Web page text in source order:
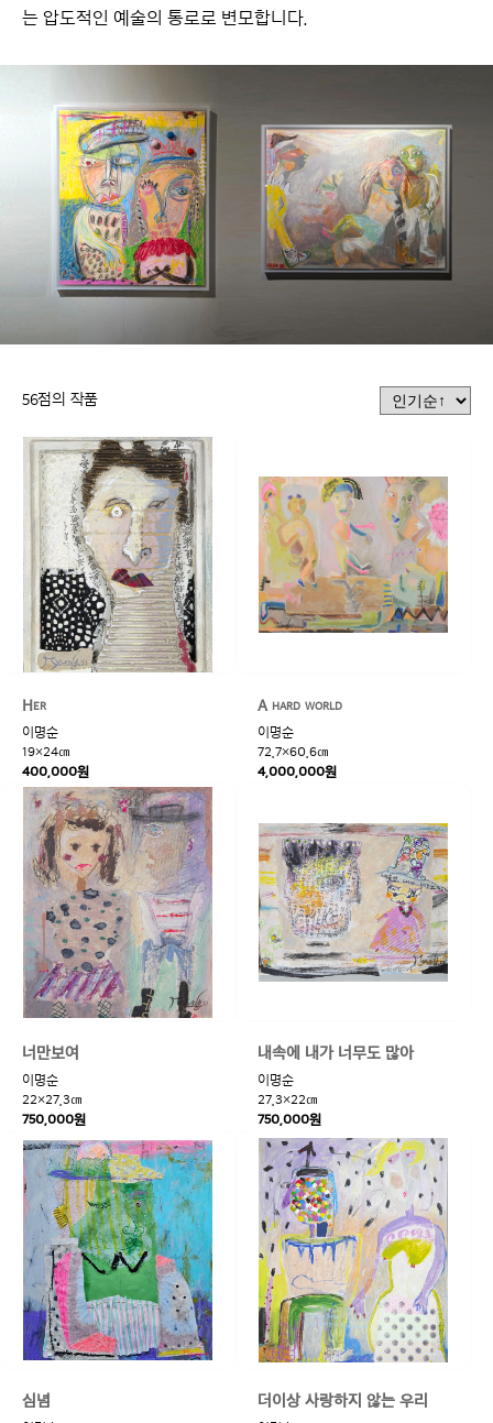
는 압도적인 예술의 통로로 변모합니다.
56점의 작품
Her
이명순
19×24㎝
400,000원
A hard world
이명순
72.7×60.6㎝
4,000,000원
너만보여
이명순
22×27.3㎝
750,000원
내속에 내가 너무도 많아
이명순
27.3×22㎝
750,000원
심념 더이상 사랑하지 않는 우리